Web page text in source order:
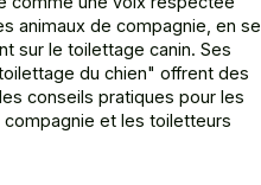
animaux de compagnie, en se
sur le toilettage canin. Ses
du chien" offrent des
conseils pratiques pour les
et les toiletteurs